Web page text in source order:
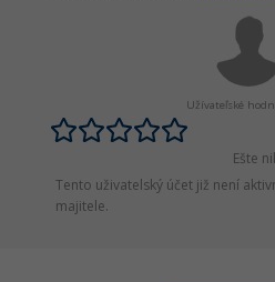
Užívateľské
Ešte
Tento uživatelský účet již není
majitele.